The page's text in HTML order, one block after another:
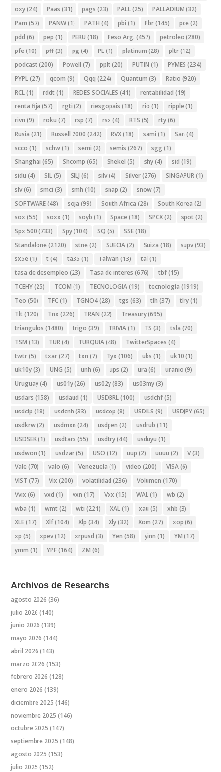
oxy(24) Paas (31) pags (23) PALL(25) PALLADIUM (32)
Pam (57) PANW(1) PATH (4) pbi (1) Pbr(145) pce (2)
pdd (6) pep (1) PERU (18) Peso Arg. (457) petroleo (280)
pfe (10) pff(3) pg (4) PL(1) platinum (28) pltr(12)
podcast (200) Powell (7) pplt (20) PUTIN (1) PYMES (234)
PYPL(27) qcom (9) Qqq (224) Quantum (3) Ratio (920)
RCL(1) rddt (1) REDES SOCIALES (41) rentabilidad (19)
renta fija (57) rgti (2) riesgopais (18) rio (1) ripple (1)
rivn (9) roku (7) rsp (7) rsx (4) RTS (5) rty(6)
Rusia (21) Russell 2000 (242) RVX(18) sami (1) San (4)
scco (1) schw(1) semi (2) semis (267) sgg (1)
Shanghai (65) Shcomp (65) Shekel (5) shy(4) sid (19)
sidu (4) SIL(5) SILJ (6) silv(4) Silver(276) SINGAPUR(1)
slv(6) smci (3) smh (10) snap (2) snow(7)
SOFTWARE(48) soja (99) South Africa (28) South Korea (2)
sox (55) soxx (1) soyb (1) Space (18) SPCX(2) spot (2)
Spx 500 (733) Spy(104) SQ (5) SSE(18)
Standalone (2120) stne (2) SUECIA(2) Suiza (18) supv(93)
sx5e (1) t (4) ta35 (1) Taiwan (13) tal (1)
tasa de desempleo (23) Tasa de interes (676) tbf(15)
TCEHY(25) TCOM (1) TECNOLOGIA(19) tecnología (1919)
Teo (50) TFC(1) TGNO4(28) tgs (63) tlh (37) tlry(1)
Tlt (120) Tnx (226) TRAN (22) Treasury(695)
triangulos (1480) trigo (39) TRIVIA(1) TS (3) tsla (70)
TSM (13) TUR(4) TURQUIA(48) TwitterSpaces (4)
twtr(5) txar(27) txn (7) Tyx (106) ubs (1) uk10 (1)
uk10y(3) UNG (5) unh (6) ups (2) ura (6) uranio (9)
Uruguay(4) us01y(26) us02y(83) us03my(3)
usdars (158) usdaud (1) USDBRL(100) usdchf(5)
usdclp (18) usdcnh (33) usdcop (8) USDILS (9) USDJPY(65)
usdkrw(2) usdmxn (24) usdpen (2) usdrub (11)
USDSEK(1) usdtars (55) usdtry(44) usduyu (1)
usdwon (1) usdzar(5) USO (12) uup (2) uuuu (2) V(3)
Vale (70) valo (6) Venezuela (1) video (200) VISA(6)
VIST (77) Vix (200) volatilidad (236) Volumen (170)
Vvix (6) vxd (1) vxn (17) Vxx (15) WAL(1) wb (2)
wba (1) wmt (2) wti (221) XAL(1) xau (5) xhb (3)
XLE(17) Xlf(104) Xlp (34) Xly(32) Xom (27) xop (6)
xp (5) xpev(12) xrpusd (3) Yen (58) yinn (1) YM (17)
ymm (1) YPF(164) ZM (6)
Archivos de Researchs
agosto 2026 (36)
julio 2026 (140)
junio 2026 (139)
mayo 2026 (144)
abril 2026 (143)
marzo 2026 (153)
febrero 2026 (128)
enero 2026 (139)
diciembre 2025 (146)
noviembre 2025 (146)
octubre 2025 (147)
septiembre 2025 (148)
agosto 2025 (153)
julio 2025 (152)